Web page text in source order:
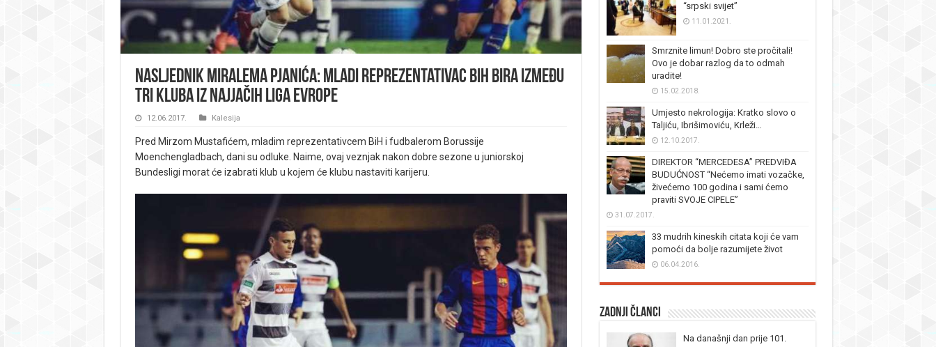
NASLJEDNIK MIRALEMA PJANIĆA: Mladi reprezentativac BiH bira između
tri kluba iz najjačih liga Evrope
12.06.2017. Kalesija
Pred Mirzom Mustafićem, mladim reprezentativcem BiH i fudbalerom Borussije
Moenchengladbach, dani su odluke. Naime, ovaj veznjak nakon dobre sezone u juniorskoj
Bundesligi morat će izabrati klub u kojem će klubu nastaviti karijeru.
“srpski svijet”
11.01.2021.
Smrznite limun! Dobro ste pročitali!
Ovo je dobar razlog da to odmah
uradite!
15.02.2018.
Umjesto nekrologija: Kratko slovo o
Taljiću, Ibrišimoviću, Krleži…
12.10.2017.
DIREKTOR “MERCEDESA” PREDVIĐA
BUDUĆNOST “Nećemo imati vozačke,
živećemo 100 godina i sami ćemo
praviti SVOJE CIPELE”
31.07.2017.
33 mudrih kineskih citata koji će vam
pomoći da bolje razumijete život
06.04.2016.
Zadnji članci
Na današnji dan prije 101.